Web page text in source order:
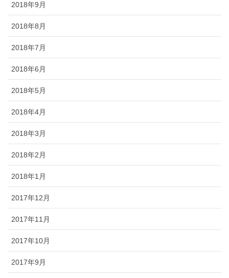
2018年9月
2018年8月
2018年7月
2018年6月
2018年5月
2018年4月
2018年3月
2018年2月
2018年1月
2017年12月
2017年11月
2017年10月
2017年9月